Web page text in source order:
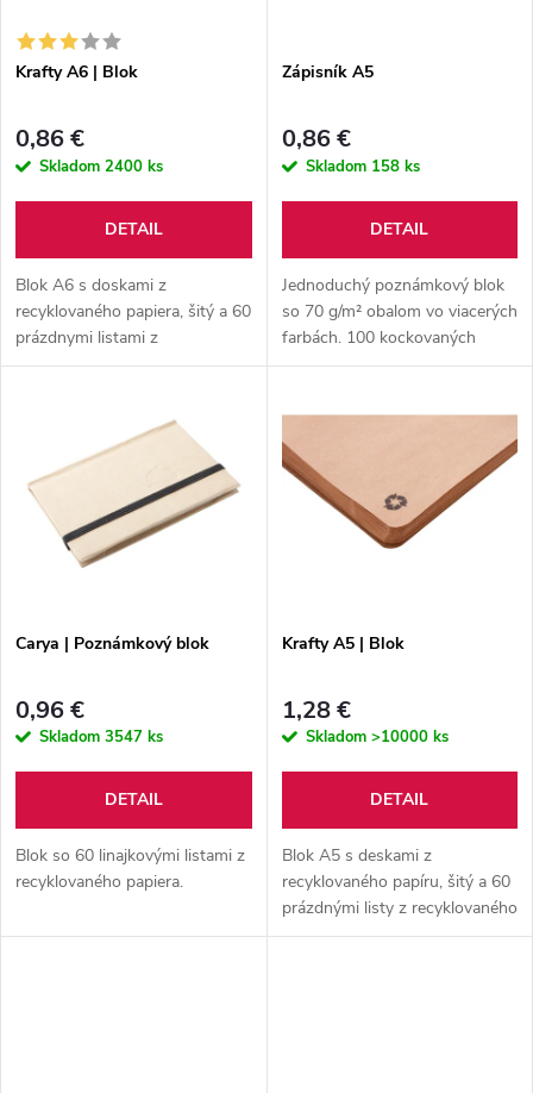
i
e
p
r
o
d
t
v
s
p
r
d
u
t
Krafty A6 | Blok
0,86 €
Skladom 2400 ks
DETAIL
Blok A6 s doskami z
recyklovaného papiera, šitý a 60
prázdnymi listami z
recyklovaného kraftového
Zápisník A5
0,86 €
Skladom 158 ks
DETAIL
Jednoduchý poznámkový blok
so 70 g/m² obalom vo viacerých
farbách. 100 kockovaných
strán.
Carya | Poznámkový blok
0,96 €
Skladom 3547 ks
DETAIL
Blok so 60 linajkovými listami z
recyklovaného papiera.
Krafty A5 | Blok
1,28 €
Skladom >10000 ks
DETAIL
Blok A5 s deskami z
recyklovaného papíru, šitý a 60
prázdnými listy z recyklovaného
kraftového papíru.